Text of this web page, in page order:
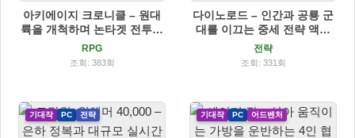
아키에이지 크로니클 – 원대
륙을 개척하며 논타겟 전투를
즐기는 오픈월드 MMORPG
RPG
조회: 383회
다이노로드 – 인간과 공룡 군
대를 이끄는 중세 전략 액션
RPG
전략
조회: 331회
기대작 PC 전략 기대작 PC 어드벤처